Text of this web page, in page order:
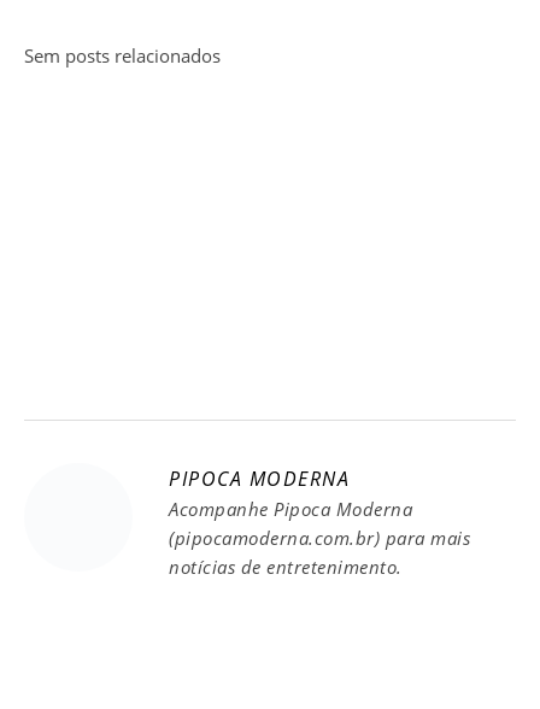
Sem posts relacionados
PIPOCA MODERNA
Acompanhe Pipoca Moderna
(pipocamoderna.com.br) para mais
notícias de entretenimento.